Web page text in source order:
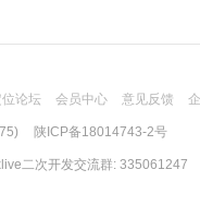
位论坛 会员中心 意见反馈
陕ICP备18014743-2号
二次开发交流群: 335061247